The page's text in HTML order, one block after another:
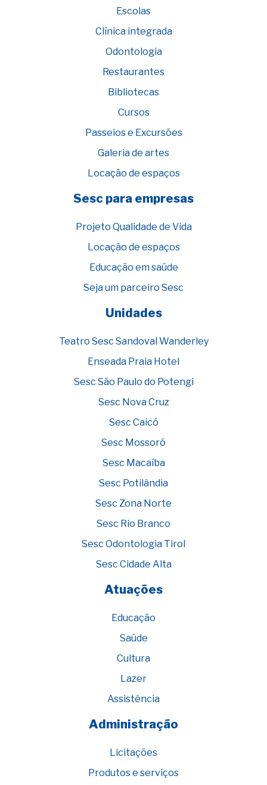
Escolas
Clínica integrada
Odontologia
Restaurantes
Bibliotecas
Cursos
Passeios e Excursões
Galeria de artes
Locação de espaços
Sesc para empresas
Projeto Qualidade de Vida
Locação de espaços
Educação em saúde
Seja um parceiro Sesc
Unidades
Teatro Sesc Sandoval Wanderley
Enseada Praia Hotel
Sesc São Paulo do Potengi
Sesc Nova Cruz
Sesc Caicó
Sesc Mossoró
Sesc Macaíba
Sesc Potilândia
Sesc Zona Norte
Sesc Rio Branco
Sesc Odontologia Tirol
Sesc Cidade Alta
Atuações
Educação
Saúde
Cultura
Lazer
Assistência
Administração
Licitações
Produtos e serviços